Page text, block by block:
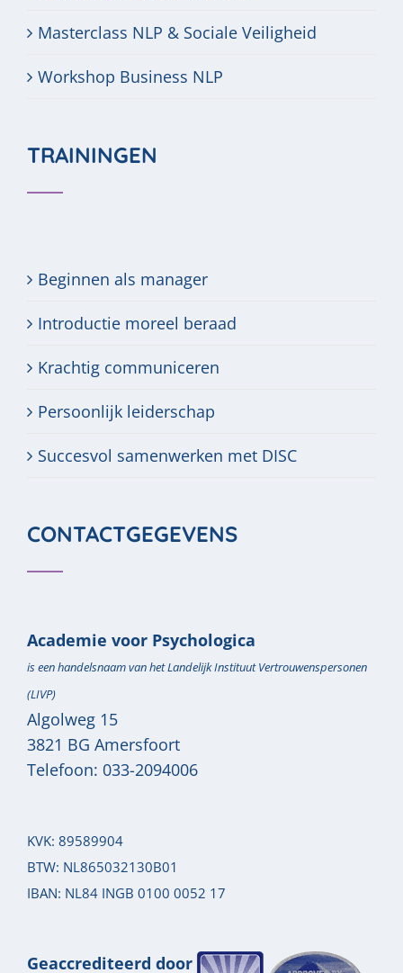
Masterclass NLP & Sociale Veiligheid
Workshop Business NLP
TRAININGEN
Beginnen als manager
Introductie moreel beraad
Krachtig communiceren
Persoonlijk leiderschap
Succesvol samenwerken met DISC
CONTACTGEGEVENS
Academie voor Psychologica
is een handelsnaam van het Landelijk Instituut Vertrouwenspersonen
(LIVP)
Algolweg 15
3821 BG Amersfoort
Telefoon: 033-2094006
KVK: 89589904
BTW: NL865032130B01
IBAN: NL84 INGB 0100 0052 17
Geaccrediteerd door